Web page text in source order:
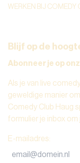
WERKEN BIJ COMEDY
Blijf op de
Abonneer je op
Als je van live
geweldige manier
Comedy Club Haug
formulier je inbox om
E-mailadres: